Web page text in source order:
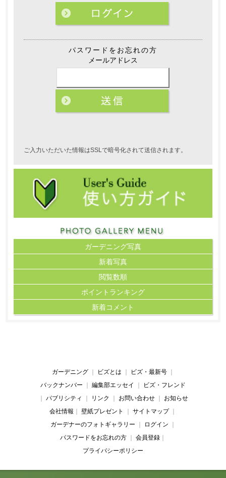
パスワードをお忘れの方
メールアドレス
ご入力いただいた情報はSSLで暗号化されて送信されます。
ガーデニング写真
新着写真
閲覧数順
ポイント ランキング
新着コメント
ガーデニング｜ ビズとは ビズ・最新号｜
バックナンバー
編集部エッセイ
ビズ・フレンド
パブリシティ リンク お問い合わせ｜
お知らせ
会社情報
壁紙プレゼント サイトマップ｜
ガーデナーのフォトギャラリー
ログイン
パスワードをお忘れの方
会員登録
プライバシーポリシー